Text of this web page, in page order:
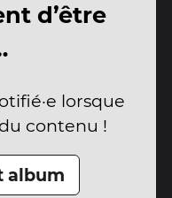
d’être
lorsque
contenu !
album